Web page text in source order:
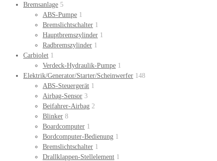
Bremsanlage 5
ABS-Pumpe 1
Bremslichtschalter 1
Hauptbremszylinder 1
Radbremszylinder 1
Carbiolet 1
Verdeck-Hydraulik-Pumpe 1
Elektrik/Generator/Starter/Scheinwerfer 148
ABS-Steuergerät 1
Airbag-Sensor 3
Beifahrer-Airbag 2
Blinker 8
Boardcomputer 1
Bordcomputer-Bedienung 1
Bremslichtschalter 1
Drallklappen-Stellelement 1